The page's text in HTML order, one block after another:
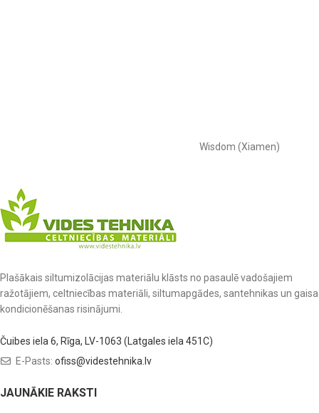
Wisdom (Xiamen)
Plašākais siltumizolācijas materiālu klāsts no pasaulē vadošajiem
ražotājiem, celtniecības materiāli, siltumapgādes, santehnikas un gaisa
kondicionēšanas risinājumi.
Čuibes iela 6, Rīga, LV-1063 (Latgales iela 451C)
E-Pasts: ofiss@videstehnika.lv
JAUNĀKIE RAKSTI